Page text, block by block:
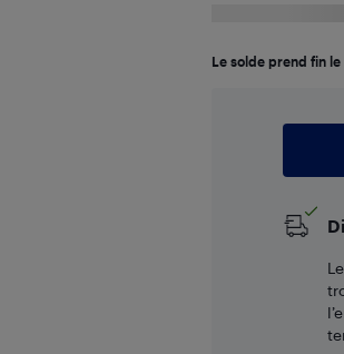
Le solde prend fin le